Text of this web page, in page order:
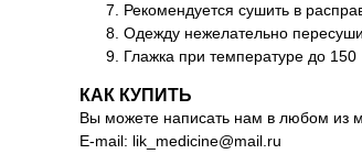
Рекомендуется сушить в
Одежду нежелательно
Глажка при температуре до 150
КАК КУПИТЬ
Вы можете написать нам в любом из
E-mail: lik_medicine@mail.ru